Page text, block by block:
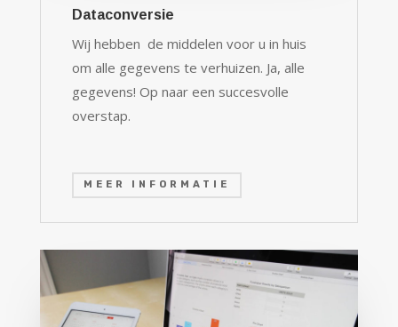
Dataconversie
Wij hebben de middelen voor u in huis
om alle gegevens te verhuizen. Ja, alle
gegevens! Op naar een succesvolle
overstap.
MEER INFORMATIE